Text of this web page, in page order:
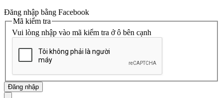
Đăng nhập bằng Facebook
Mã kiểm tra
Vui lòng nhập vào mã kiểm tra ở ô bên cạnh